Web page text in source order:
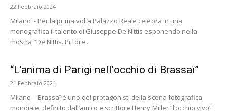
22 Febbraio 2024
Milano - Per la prima volta Palazzo Reale celebra in una
monografica il talento di Giuseppe De Nittis esponendo nella
mostra "De Nittis. Pittore...
“L’anima di Parigi nell’occhio di Brassaï”
21 Febbraio 2024
Milano - Brassaï è uno dei protagonisti della scena fotografica
mondiale, definito dall’amico e scrittore Henry Miller “l’occhio vivo”